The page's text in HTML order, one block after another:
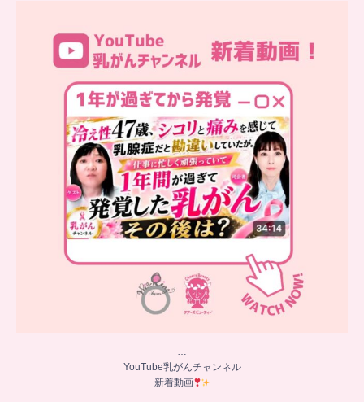
新着動画
シコリと痛みを感じて
...
10
…
YouTube乳がんチャンネル
新着動画